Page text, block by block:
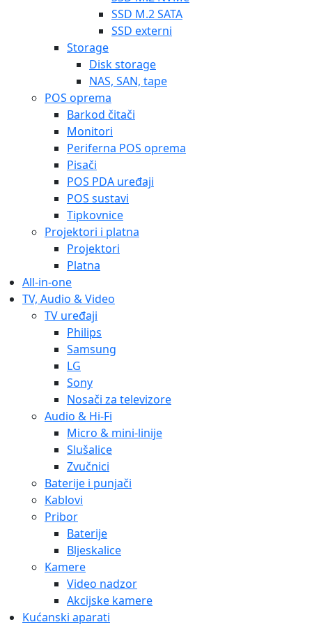
SSD M.2 SATA
SSD externi
Storage
Disk storage
NAS, SAN, tape
POS oprema
Barkod čitači
Monitori
Periferna POS oprema
Pisači
POS PDA uređaji
POS sustavi
Tipkovnice
Projektori i platna
Projektori
Platna
All-in-one
TV, Audio & Video
TV uređaji
Philips
Samsung
LG
Sony
Nosači za televizore
Audio & Hi-Fi
Micro & mini-linije
Slušalice
Zvučnici
Baterije i punjači
Kablovi
Pribor
Baterije
Bljeskalice
Kamere
Video nadzor
Akcijske kamere
Kućanski aparati